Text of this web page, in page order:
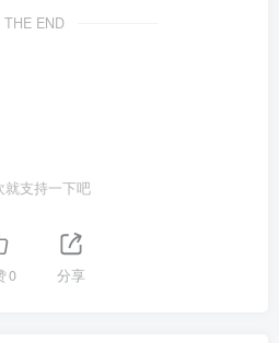
THE END
就支持一下吧
0 分享